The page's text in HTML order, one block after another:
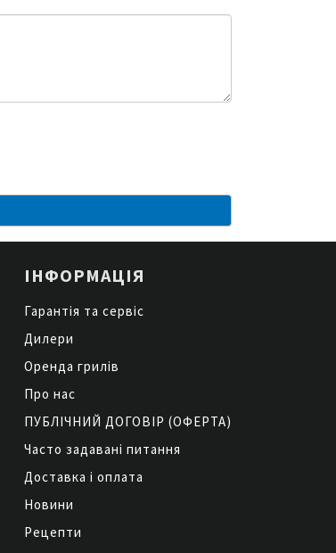
ІНФОРМАЦІЯ
Гарантія та сервіс
Дилери
Оренда грилів
Про нас
ПУБЛІЧНИЙ ДОГОВІР (ОФЕРТА)
Часто задавані питання
Доставка і оплата
Новини
Рецепти